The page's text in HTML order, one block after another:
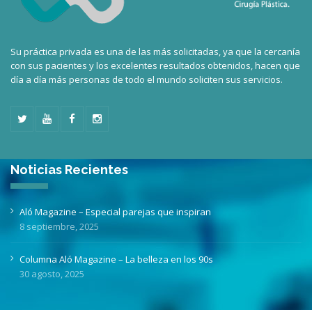
Su práctica privada es una de las más solicitadas, ya que la cercanía
con sus pacientes y los excelentes resultados obtenidos, hacen que
día a día más personas de todo el mundo soliciten sus servicios.
Noticias Recientes
Aló Magazine – Especial parejas que inspiran
8 septiembre, 2025
Columna Aló Magazine – La belleza en los 90s
30 agosto, 2025